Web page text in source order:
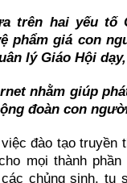
trên hai yếu tố
phẩm giá con
lý Giáo Hội dạy,
nhằm giúp
đoàn con
đào tạo truyền
mọi thành
chủng sinh, tu